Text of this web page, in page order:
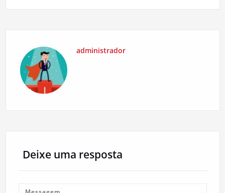
administrador
Deixe uma resposta